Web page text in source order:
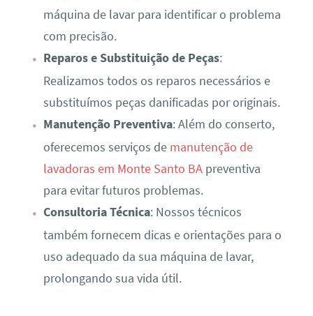
máquina de lavar para identificar o problema
com precisão.
Reparos e Substituição de Peças:
Realizamos todos os reparos necessários e
substituímos peças danificadas por originais.
Manutenção Preventiva: Além do conserto,
oferecemos serviços de manutenção de
lavadoras em Monte Santo BApreventiva
para evitar futuros problemas.
Consultoria Técnica: Nossos técnicos
também fornecem dicas e orientações para o
uso adequado da sua máquina de lavar,
prolongando sua vida útil.